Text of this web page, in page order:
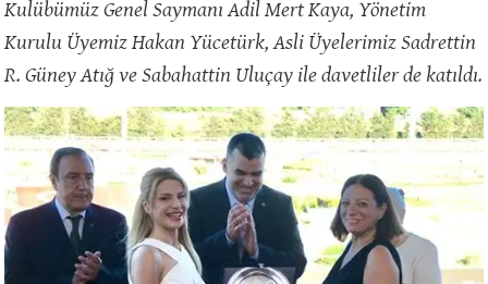
Kulübümüz Genel Saymanı Adil Mert Kaya, Yönetim
Kurulu Üyemiz Hakan Yücetürk, Asli Üyelerimiz Sadrettin
R. Güney Atığ ve Sabahattin Uluçay ile davetliler de katıldı.